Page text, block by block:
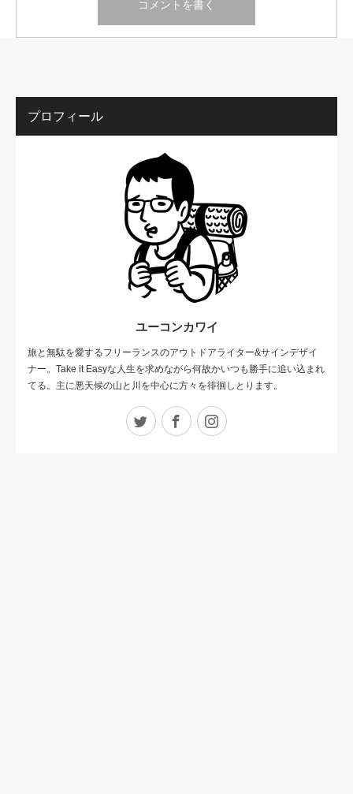
プロフィール
ユーコンカワイ
旅と無駄を愛するフリーランスのアウトドアライター&サインデザイ
ナー。Take it Easyな人生を求めながら何故かいつも勝手に追い込まれ
てる。主に悪天候の山と川を中心に方々を徘徊しとります。
Twitter Facebook